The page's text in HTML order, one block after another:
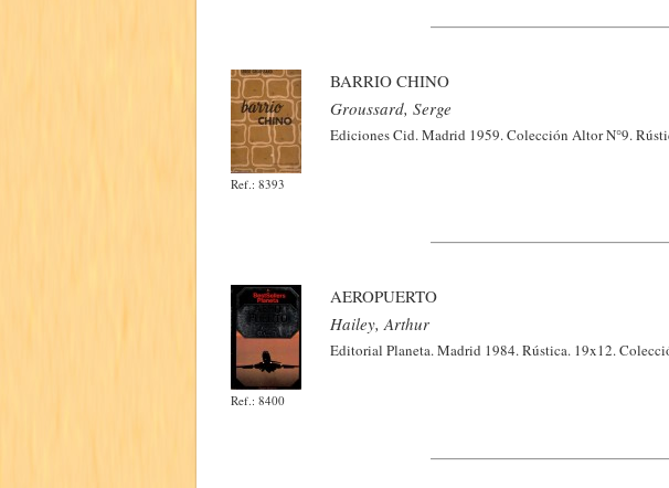
Ref.: 8393
BARRIO CHINO
Groussard, Serge
Ediciones Cid. Madrid 1959. Colección Altor N°9.
Ref.: 8400
AEROPUERTO
Hailey, Arthur
Editorial Planeta. Madrid 1984. Rústica. 19x12.